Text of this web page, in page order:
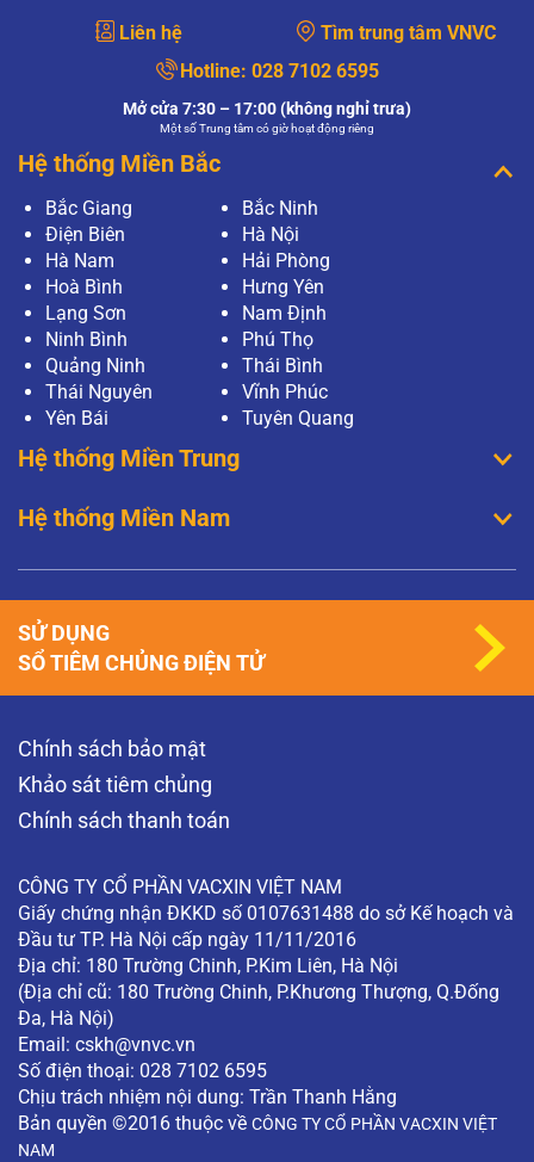
Liên hệ
Tìm trung tâm VNVC
Hotline: 028 7102 6595
Mở cửa 7:30 – 17:00 (không nghỉ trưa)
Một số Trung tâm có giờ hoạt động riêng
Hệ thống Miền Bắc
Bắc Giang
Bắc Ninh
Điện Biên
Hà Nội
Hà Nam
Hải Phòng
Hoà Bình
Hưng Yên
Lạng Sơn
Nam Định
Ninh Bình
Phú Thọ
Quảng Ninh
Thái Bình
Thái Nguyên
Vĩnh Phúc
Yên Bái
Tuyên Quang
Hệ thống Miền Trung
Hệ thống Miền Nam
Chính sách bảo mật
Khảo sát tiêm chủng
Chính sách thanh toán
CÔNG TY CỔ PHẦN VACXIN VIỆT NAM
Giấy chứng nhận ĐKKD số 0107631488 do sở Kế hoạch và
Đầu tư TP. Hà Nội cấp ngày 11/11/2016
Địa chỉ: 180 Trường Chinh, P.Kim Liên, Hà Nội
(Địa chỉ cũ: 180 Trường Chinh, P.Khương Thượng, Q.Đống
Đa, Hà Nội)
Email: cskh@vnvc.vn
Số điện thoại: 028 7102 6595
Chịu trách nhiệm nội dung: Trần Thanh Hằng
Bản quyền ©2016 thuộc về CÔNG TY CỔ PHẦN VACXIN VIỆT
NAM
SỬ DỤNG
SỔ TIÊM CHỦNG ĐIỆN TỬ